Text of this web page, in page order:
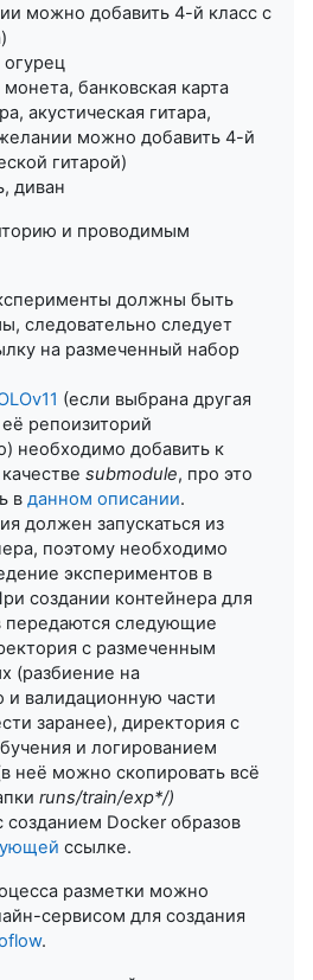
можно добавить 4-й класс с
банковская карта
акустическая гитара,
можно добавить 4-й
гитарой)
диван
и проводимым
должны быть
следовательно следует
на размеченный набор
(если выбрана другая
репоизиторий
необходимо добавить к
submodule, про это
в данном описании.
должен запускаться из
поэтому необходимо
экспериментов в
создании контейнера для
передаются следующие
с размеченным
(разбиение на
и валидационную части
заранее), директория с
и логированием
неё можно скопировать всё
runs/train/exp*/)
созданием Docker образов
ссылке.
разметки можно
сервисом для создания
.